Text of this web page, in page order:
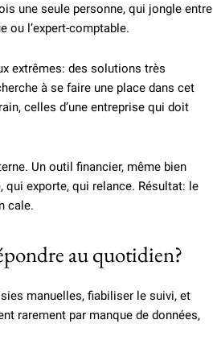
une seule personne, qui jongle entre
ou l’expert-comptable.
extrêmes: des solutions très
à se faire une place dans cet
celles d’une entreprise qui doit
Un outil financier, même bien
qui exporte, qui relance. Résultat: le
cale.
au quotidien?
manuelles, fiabiliser le suivi, et
rarement par manque de données,